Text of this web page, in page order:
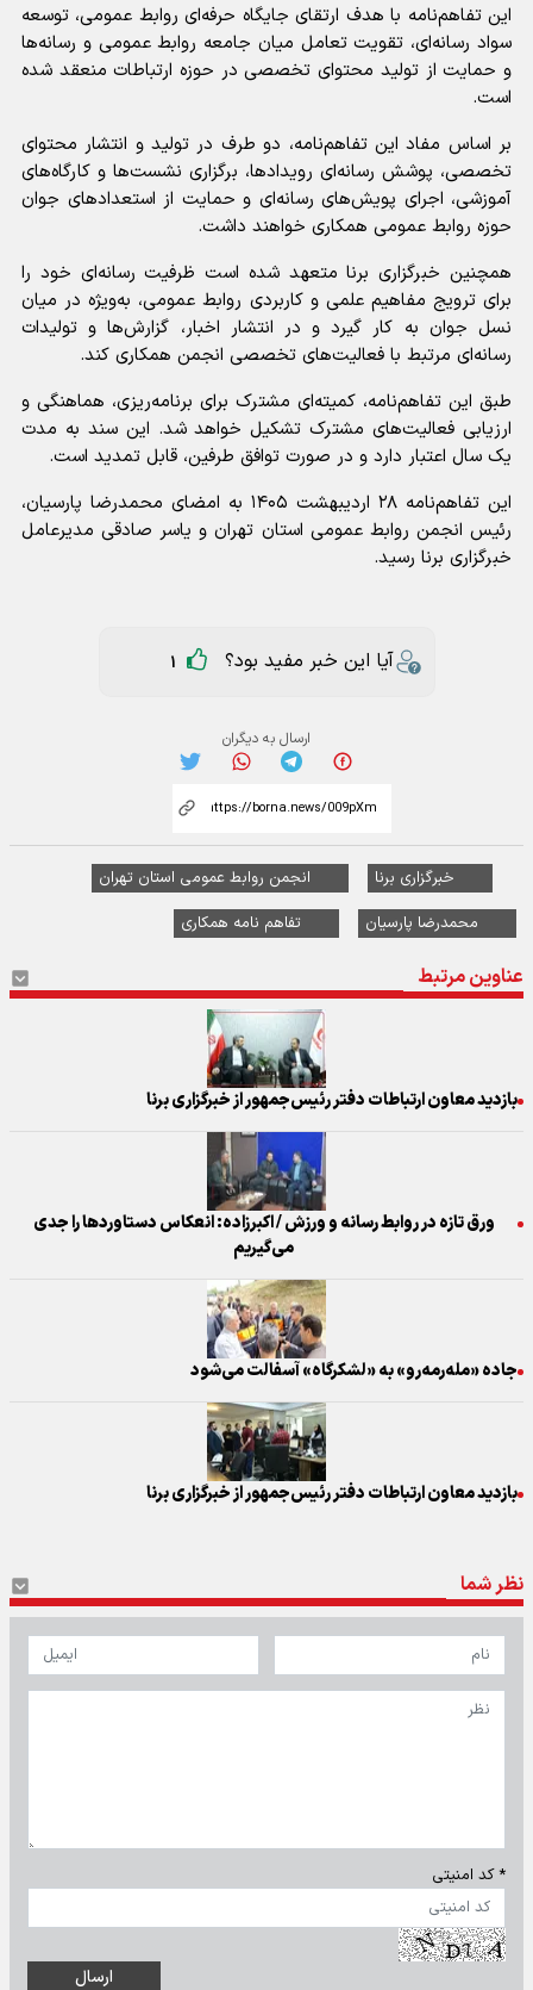
این تفاهم‌نامه با هدف ارتقای جایگاه حرفه‌ای روابط عمومی، توسعه
سواد رسانه‌ای، تقویت تعامل میان جامعه روابط عمومی و رسانه‌ها
و حمایت از تولید محتوای تخصصی در حوزه ارتباطات منعقد شده
است.
بر اساس مفاد این تفاهم‌نامه، دو طرف در تولید و انتشار محتوای
تخصصی، پوشش رسانه‌ای رویدادها، برگزاری نشست‌ها و کارگاه‌های
آموزشی، اجرای پویش‌های رسانه‌ای و حمایت از استعداد‌های جوان
حوزه روابط عمومی همکاری خواهند داشت.
همچنین خبرگزاری برنا متعهد شده است ظرفیت رسانه‌ای خود را
برای ترویج مفاهیم علمی و کاربردی روابط عمومی، به‌ویژه در میان
نسل جوان به کار گیرد و در انتشار اخبار، گزارش‌ها و تولیدات
رسانه‌ای مرتبط با فعالیت‌های تخصصی انجمن همکاری کند.
طبق این تفاهم‌نامه، کمیته‌ای مشترک برای برنامه‌ریزی، هماهنگی و
ارزیابی فعالیت‌های مشترک تشکیل خواهد شد. این سند به مدت
یک سال اعتبار دارد و در صورت توافق طرفین، قابل تمدید است.
این تفاهم‌نامه ۲۸ اردیبهشت ۱۴۰۵ به امضای محمدرضا پارسیان،
رئیس انجمن روابط عمومی استان تهران و یاسر صادقی مدیرعامل
خبرگزاری برنا رسید.
آیا این خبر مفید بود؟ 1
ارسال به دیگران
خبرگزاری برنا
انجمن روابط عمومی استان تهران
محمدرضا پارسیان
تفاهم نامه همکاری
عناوین مرتبط
بازدید معاون ارتباطات دفتر رئیس‌جمهور از خبرگزاری برنا
ورق تازه در روابط رسانه و ورزش / اکبرزاده: انعکاس دستاوردها را جدی
می‌گیریم
جاده «مله‌رمه‌رو» به «لشکرگاه» آسفالت می‌شود
بازدید معاون ارتباطات دفتر رئیس‌جمهور از خبرگزاری برنا
نظر شما
* کد امنیتی